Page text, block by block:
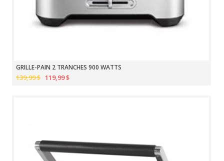
GRILLE-PAIN 2 TRANCHES 900 WATTS
139,99 $ 119,99 $